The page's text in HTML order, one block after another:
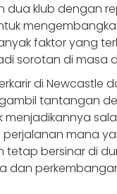
dua klub dengan
faktor yang
sorotan di masa
di Newcastle
tantangan
mana
tetap bersinar di